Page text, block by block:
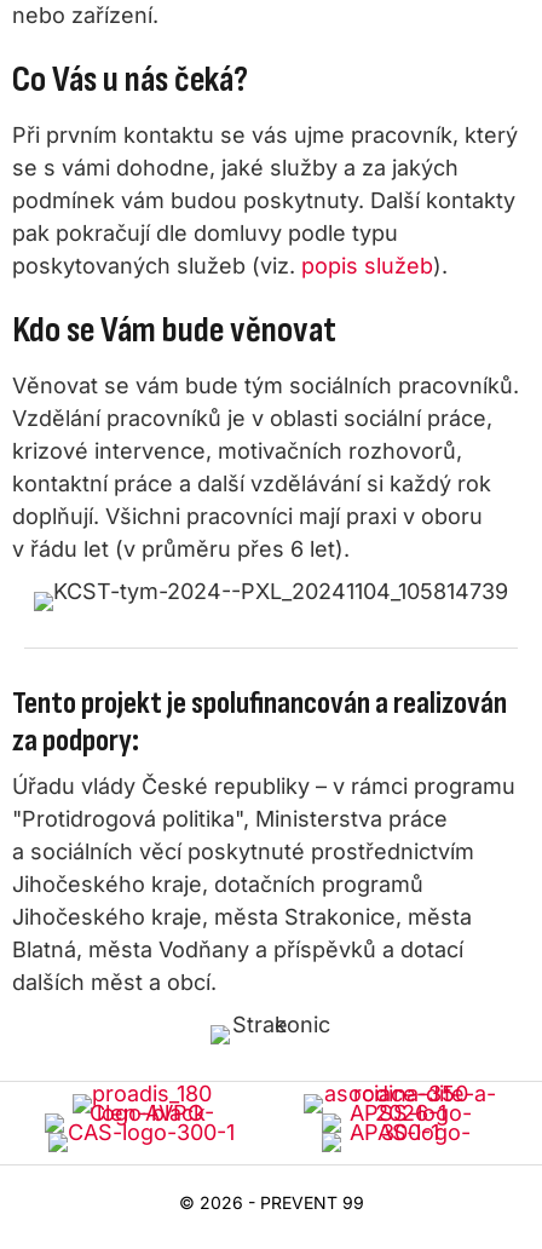
nebo zařízení.
Co Vás u nás čeká?
Při prvním kontaktu se vás ujme pracovník, který
se s vámi dohodne, jaké služby a za jakých
podmínek vám budou poskytnuty. Další kontakty
pak pokračují dle domluvy podle typu
poskytovaných služeb (viz. popis služeb).
Kdo se Vám bude věnovat
Věnovat se vám bude tým sociálních pracovníků.
Vzdělání pracovníků je v oblasti sociální práce,
krizové intervence, motivačních rozhovorů,
kontaktní práce a další vzdělávání si každý rok
doplňují. Všichni pracovníci mají praxi v oboru
v řádu let (v průměru přes 6 let).
Tento projekt je spolufinancován a realizován
za podpory:
Úřadu vlády České republiky – v rámci programu
"Protidrogová politika", Ministerstva práce
a sociálních věcí poskytnuté prostřednictvím
Jihočeského kraje, dotačních programů
Jihočeského kraje, města Strakonice, města
Blatná, města Vodňany a příspěvků a dotací
dalších měst a obcí.
© 2026 - PREVENT 99